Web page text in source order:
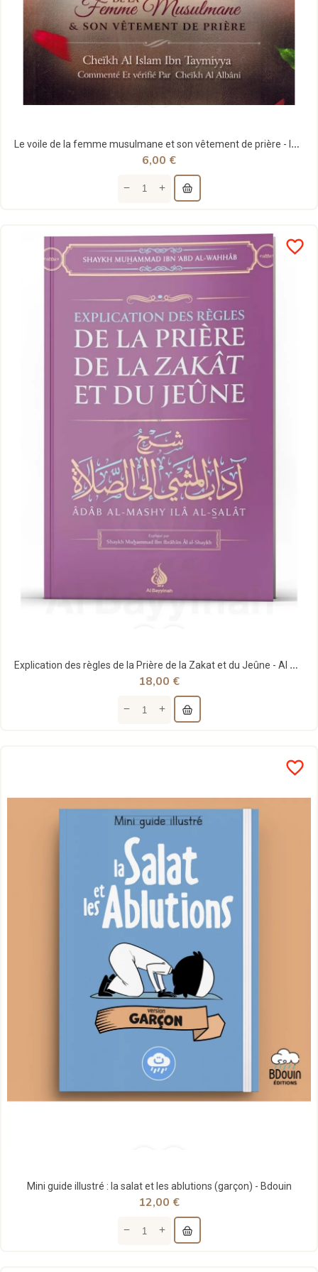
Le voile de la femme musulmane et son vêtement de prière - Ibn Taymiyya - Ibn Badis
6,00 €
favorite_border
Explication des règles de la Prière de la Zakat et du Jeûne - Al Bayyinah
18,00 €
favorite_border
Mini guide illustré : la salat et les ablutions (garçon) - Bdouin
12,00 €